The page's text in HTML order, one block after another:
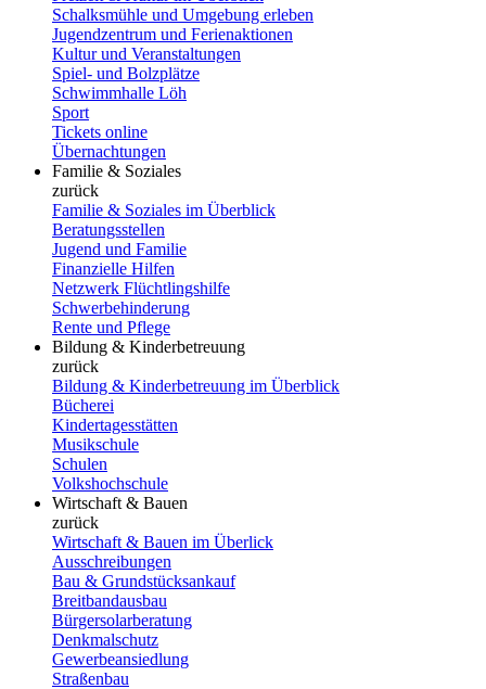
Schalksmühle und Umgebung erleben
Jugendzentrum und Ferienaktionen
Kultur und Veranstaltungen
Spiel- und Bolzplätze
Schwimmhalle Löh
Sport
Tickets online
Übernachtungen
Familie & Soziales
zurück
Familie & Soziales im Überblick
Beratungsstellen
Jugend und Familie
Finanzielle Hilfen
Netzwerk Flüchtlingshilfe
Schwerbehinderung
Rente und Pflege
Bildung & Kinderbetreuung
zurück
Bildung & Kinderbetreuung im Überblick
Bücherei
Kindertagesstätten
Musikschule
Schulen
Volkshochschule
Wirtschaft & Bauen
zurück
Wirtschaft & Bauen im Überlick
Ausschreibungen
Bau & Grundstücksankauf
Breitbandausbau
Bürgersolarberatung
Denkmalschutz
Gewerbeansiedlung
Straßenbau